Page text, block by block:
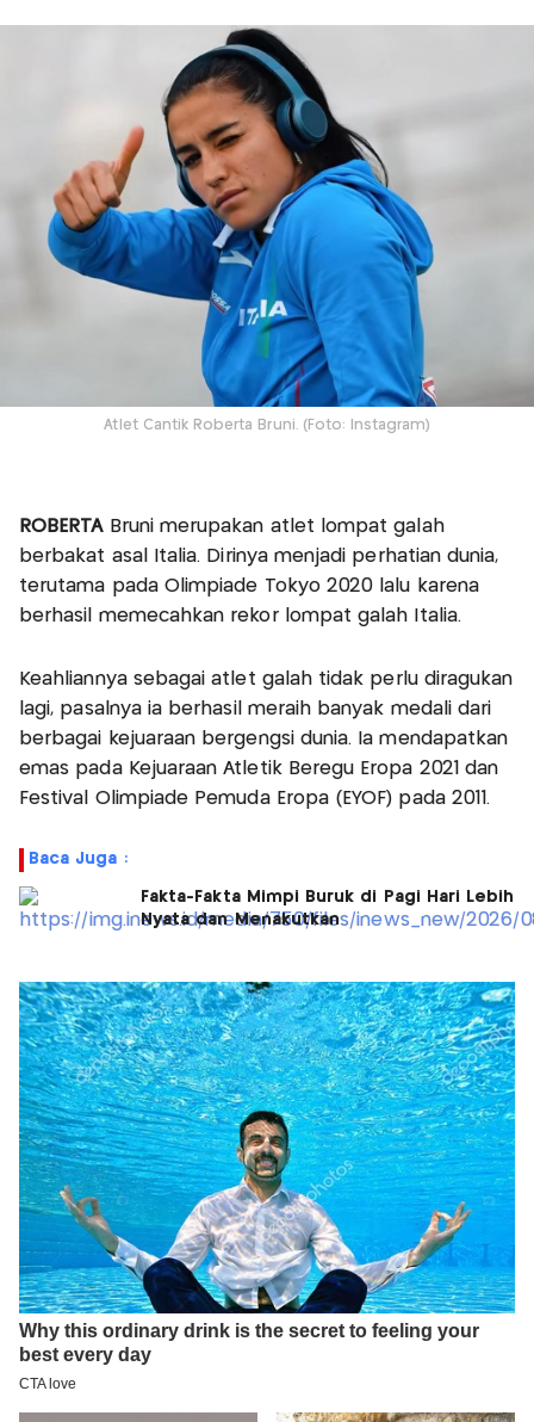
Atlet Cantik Roberta Bruni. (Foto: Instagram)
ROBERTA Bruni merupakan atlet lompat galah
berbakat asal Italia. Dirinya menjadi perhatian dunia,
terutama pada Olimpiade Tokyo 2020 lalu karena
berhasil memecahkan rekor lompat galah Italia.
Keahliannya sebagai atlet galah tidak perlu diragukan
lagi, pasalnya ia berhasil meraih banyak medali dari
berbagai kejuaraan bergengsi dunia. Ia mendapatkan
emas pada Kejuaraan Atletik Beregu Eropa 2021 dan
Festival Olimpiade Pemuda Eropa (EYOF) pada 2011.
Baca Juga :
Fakta-Fakta Mimpi Buruk di Pagi Hari Lebih
Nyata dan Menakutkan